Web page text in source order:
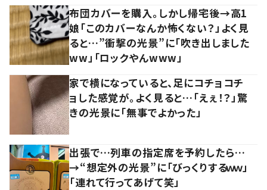
布団カバーを購入。しかし帰宅後→高1
娘「このカバーなんか怖くない？」よく見
ると…”衝撃の光景”に「吹き出しました
ww」「ロックやんwww」
家で横になっていると、足にコチョコチ
ョした感覚が。よく見ると…「えぇ！？」驚
きの光景に「無事でよかった」
出張で…列車の指定席を予約したら…
→“想定外の光景”に「びっくりするｗｗ」
「連れて行ってあげて笑」